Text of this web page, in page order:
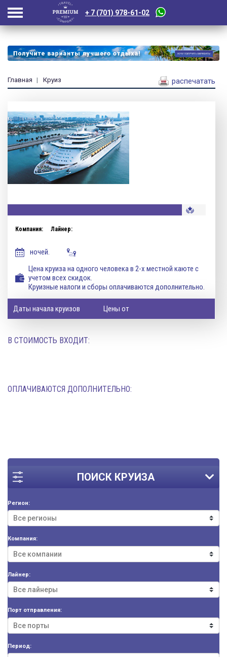
+ 7 (701) 978-61-02
ПОИСК КРУИЗА
Регион:
Компания:
Лайнер:
Порт отправления:
Период:
Главная Круиз распечатать
Компания: Лайнер:
ночей.
Цена круиза на одного человека в 2-х местной каюте с
учетом всех скидок.
Круизные налоги и сборы оплачиваются дополнительно.
Даты начала круизов Цены от
В СТОИМОСТЬ ВХОДИТ:
ОПЛАЧИВАЮТСЯ ДОПОЛНИТЕЛЬНО: